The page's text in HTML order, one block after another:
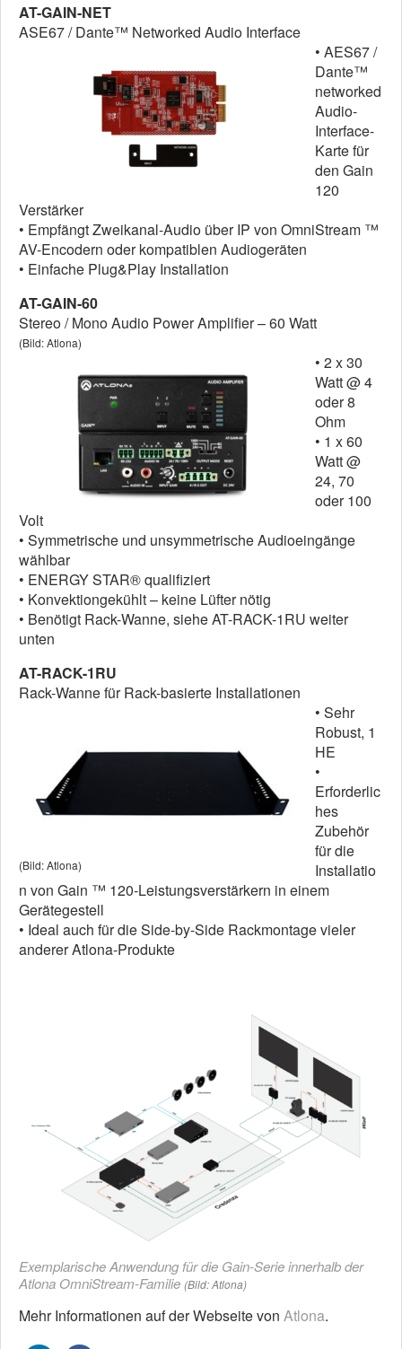
AT-GAIN-NET
ASE67 / Dante™ Networked Audio Interface
• AES67 /
Dante™
networked
Audio-
Interface-
Karte für
den Gain
120
Verstärker
• Empfängt Zweikanal-Audio über IP von OmniStream ™
AV-Encodern oder kompatiblen Audiogeräten
• Einfache Plug&Play Installation
AT-GAIN-60
Stereo / Mono Audio Power Amplifier – 60 Watt
(Bild: Atlona)
• 2 x 30
Watt @ 4
oder 8
Ohm
• 1 x 60
Watt @
24, 70
oder 100
Volt
• Symmetrische und unsymmetrische Audioeingänge
wählbar
• ENERGY STAR® qualifiziert
• Konvektiongekühlt – keine Lüfter nötig
• Benötigt Rack-Wanne, siehe AT-RACK-1RU weiter
unten
AT-RACK-1RU
Rack-Wanne für Rack-basierte Installationen
(Bild: Atlona)
• Sehr
Robust, 1
HE
•
Erforderlic
hes
Zubehör
für die
Installatio
n von Gain ™ 120-Leistungsverstärkern in einem
Gerätegestell
• Ideal auch für die Side-by-Side Rackmontage vieler
anderer Atlona-Produkte
Exemplarische Anwendung für die Gain-Serie innerhalb der
Atlona OmniStream-Familie (Bild: Atlona)
Mehr Informationen auf der Webseite von Atlona.